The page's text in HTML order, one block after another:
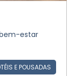
bem-estar
E POUSADAS